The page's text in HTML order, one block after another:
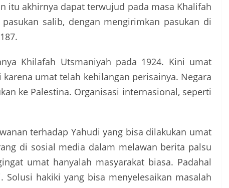
itu akhirnya dapat terwujud pada masa Khalifah
salib, dengan mengirimkan pasukan di
Khilafah Utsmaniyah pada 1924. Kini umat
umat telah kehilangan perisainya. Negara
ke Palestina. Organisasi internasional, seperti
terhadap Yahudi yang bisa dilakukan umat
di sosial media dalam melawan berita palsu
umat hanyalah masyarakat biasa. Padahal
hakiki yang bisa menyelesaikan masalah